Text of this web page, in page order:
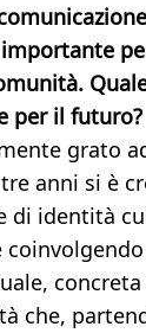
per il futuro?
grato
anni si è
di identità
che,